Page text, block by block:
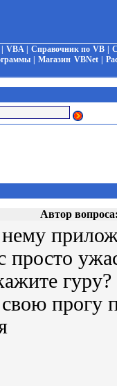
VBA| Справочник по VB |
|Магазин VBNet|
Автор
гуру?
прогу